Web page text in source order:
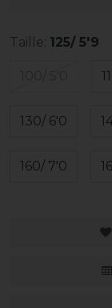
Taille: 125/ 5'9
130/ 6'0
160/ 7'0